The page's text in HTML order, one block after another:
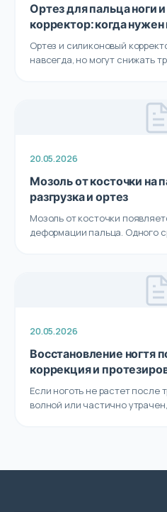
Ортез для пальца ноги
корректор: когда
Ортез и силиконовый
навсегда, но могут снижать
20.05.2026
Мозоль от косточки на
разгрузка и ортез
Мозоль от косточки
деформации пальца. Одного
20.05.2026
Восстановление ногтя
коррекция и
Если ноготь не растет после
волной или частично